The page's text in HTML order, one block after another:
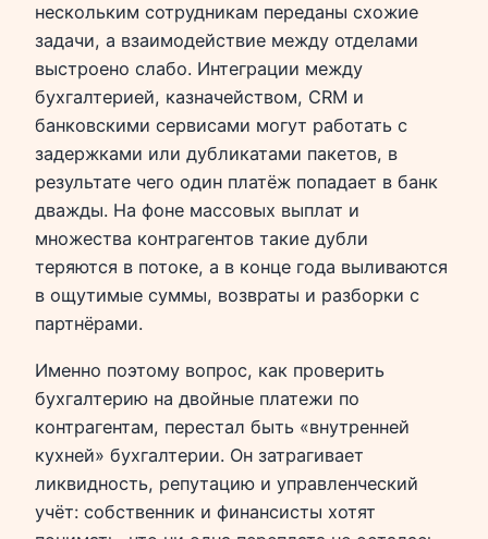
нескольким сотрудникам переданы схожие
задачи, а взаимодействие между отделами
выстроено слабо. Интеграции между
бухгалтерией, казначейством, CRM и
банковскими сервисами могут работать с
задержками или дубликатами пакетов, в
результате чего один платёж попадает в банк
дважды. На фоне массовых выплат и
множества контрагентов такие дубли
теряются в потоке, а в конце года выливаются
в ощутимые суммы, возвраты и разборки с
партнёрами.
Именно поэтому вопрос, как проверить
бухгалтерию на двойные платежи по
контрагентам, перестал быть «внутренней
кухней» бухгалтерии. Он затрагивает
ликвидность, репутацию и управленческий
учёт: собственник и финансисты хотят